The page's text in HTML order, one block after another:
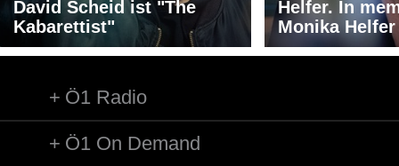
David Scheid ist "The
Kabarettist"
Helfer. In
Monika Helfer
Ö1 Radio
Ö1 On Demand